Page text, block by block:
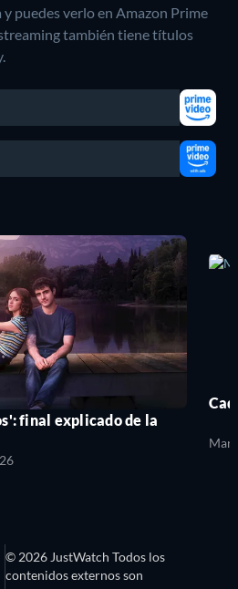
puedes verlo en Amazon Prime
también tiene títulos
final explicado de la
© 2026 JustWatch Todos los
contenidos externos son